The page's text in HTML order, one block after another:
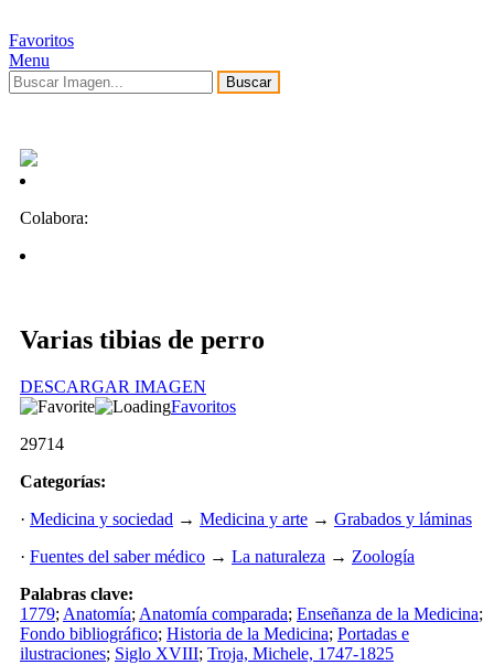
Favoritos
Menu
Buscar
Colabora:
Varias tibias de perro
DESCARGAR IMAGEN
Favoritos
29714
Categorías:
· Medicina y sociedad → Medicina y arte → Grabados y láminas
· Fuentes del saber médico → La naturaleza → Zoología
Palabras clave:
1779; Anatomía; Anatomía comparada; Enseñanza de la Medicina;
Fondo bibliográfico; Historia de la Medicina; Portadas e
ilustraciones; Siglo XVIII; Troja, Michele, 1747-1825